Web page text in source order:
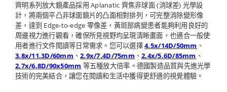
齊明系列放大鏡產品採用 Aplanatic 齊焦非球面 (消球差) 光學設
計，將兩個平凸非球面鏡片的凸面相對排列，可完整消除變形像
差，達到 Edge-to-edge 零像差，黃斑部病變患者能夠利用良好的
周邊視力進行觀看，確保所見視野均呈現清晰畫面，也適合一般使
用者進行文件閱讀等日常需求。您可以選擇4.5x/14D/50mm 、
3.8x/11.3D/60mm 、2.9x/7.4D/75mm 、2.4x/5.6D/85mm 、
2.7x/6.8D/90x50mm 等五種放大倍率。德國製造品質與先進光學
技術的完美結合，讓您在閱讀和生活中獲得更舒適的視覺體驗。